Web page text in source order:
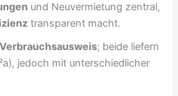
und Neuvermietung zentral,
transparent macht.
Verbrauchsausweis; beide liefern
jedoch mit unterschiedlicher